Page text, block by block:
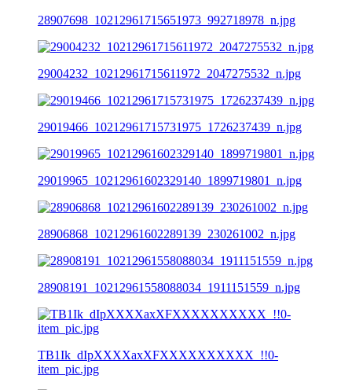
28907698_10212961715651973_992718978_n.jpg
29004232_10212961715611972_2047275532_n.jpg
29019466_10212961715731975_1726237439_n.jpg
29019965_10212961602329140_1899719801_n.jpg
28906868_10212961602289139_230261002_n.jpg
28908191_10212961558088034_1911151559_n.jpg
TB1Ik_dIpXXXXaxXFXXXXXXXXXX_!!0-
item_pic.jpg